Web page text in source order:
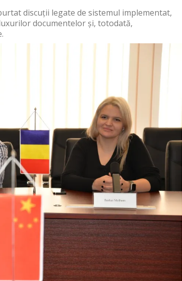
discuții legate de sistemul implementat,
documentelor și, totodată,